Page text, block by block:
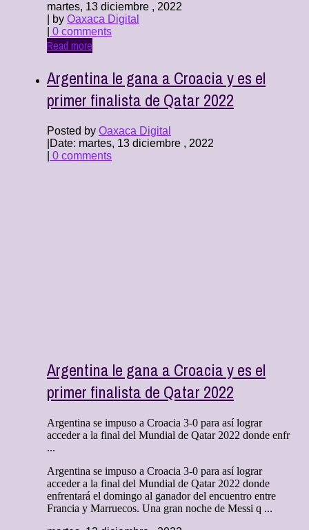
martes, 13 diciembre , 2022
| by Oaxaca Digital
0 comments
Read more
Argentina le gana a Croacia y es el
primer finalista de Qatar 2022
Posted by Oaxaca Digital
Date: martes, 13 diciembre , 2022
0 comments
Argentina le gana a Croacia y es el
primer finalista de Qatar 2022
Argentina se impuso a Croacia 3-0 para así lograr
acceder a la final del Mundial de Qatar 2022 donde enfr
...
Argentina se impuso a Croacia 3-0 para así lograr
acceder a la final del Mundial de Qatar 2022 donde
enfrentará el domingo al ganador del encuentro entre
Francia y Marruecos. Una gran noche de Messi q ...